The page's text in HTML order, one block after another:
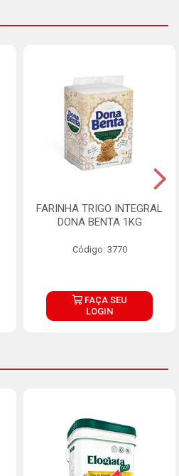
FARINHA TRIGO INTEGRAL
DONA BENTA 1KG
Código: 3770
FAÇA SEU
LOGIN